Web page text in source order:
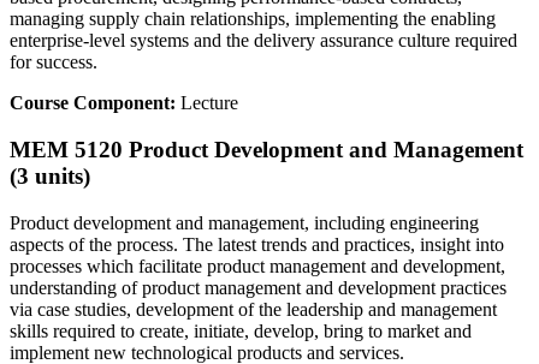
managing supply chain relationships, implementing the enabling
enterprise-level systems and the delivery assurance culture required
for success.
Course Component: Lecture
MEM 5120 Product Development and Management
(3 units)
Product development and management, including engineering
aspects of the process. The latest trends and practices, insight into
processes which facilitate product management and development,
understanding of product management and development practices
via case studies, development of the leadership and management
skills required to create, initiate, develop, bring to market and
implement new technological products and services.